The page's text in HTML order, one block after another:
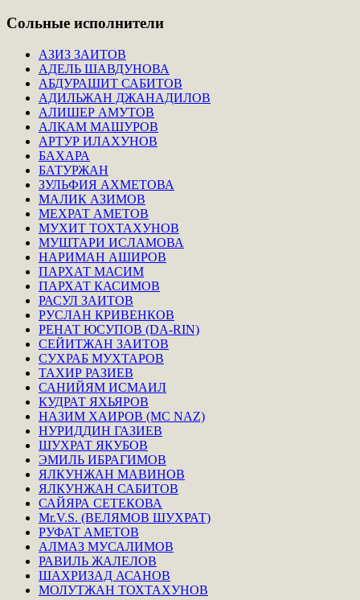
Сольные исполнители
АЗИЗ ЗАИТОВ
АДЕЛЬ ШАВДУНОВА
АБДУРАШИТ САБИТОВ
АДИЛЬЖАН ДЖАНАДИЛОВ
АЛИШЕР АМУТОВ
АЛКАМ МАШУРОВ
АРТУР ИЛАХУНОВ
БАХАРА
БАТУРЖАН
ЗУЛЬФИЯ АХМЕТОВА
МАЛИК АЗИМОВ
МЕХРАТ АМЕТОВ
МУХИТ ТОХТАХУНОВ
МУШТАРИ ИСЛАМОВА
НАРИМАН АШИРОВ
ПАРХАТ МАСИМ
ПАРХАТ КАСИМОВ
РАСУЛ ЗАИТОВ
РУСЛАН КРИВЕНКОВ
РЕНАТ ЮСУПОВ (DA-RIN)
СЕЙИТЖАН ЗАИТОВ
СУХРАБ МУХТАРОВ
ТАХИР РАЗИЕВ
САНИЙЯМ ИСМАИЛ
КУДРАТ ЯХЬЯРОВ
НАЗИМ ХАИРОВ (MC NAZ)
НУРИДДИН ГАЗИЕВ
ШУХРАТ ЯКУБОВ
ЭМИЛЬ ИБРАГИМОВ
ЯЛКУНЖАН МАВИНОВ
ЯЛКУНЖАН САБИТОВ
САЙЯРА СЕТЕКОВА
Mr.V.S. (ВЕЛЯМОВ ШУХРАТ)
РУФАТ АМЕТОВ
АЛМАЗ МУСАЛИМОВ
РАВИЛЬ ЖАЛЕЛОВ
ШАХРИЗАД АСАНОВ
МОЛУТЖАН ТОХТАХУНОВ